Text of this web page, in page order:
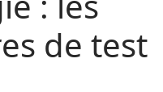
de test